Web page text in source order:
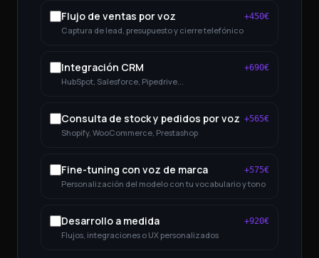
Flujo de ventas por voz +450€
Captura de lead, presupuesto y cierre telefónico
Integración CRM +690€
HubSpot, Salesforce, Pipedrive...
Consulta de stock y pedidos por voz +565€
Shopify, WooCommerce, Prestashop
Fine-tuning con voz de marca +575€
Personalización del modelo con tu vocabulario y tono
Desarrollo a medida +920€
Flujos, integraciones o UX personalizados